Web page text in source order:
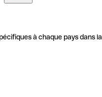
à chaque pays dans la